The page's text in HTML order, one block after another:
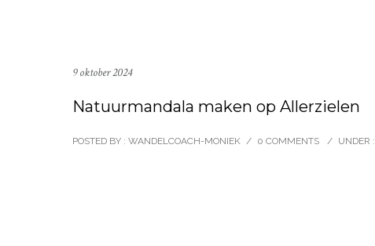
9 oktober 2024
Natuurmandala maken op Allerzielen
POSTED BY : WANDELCOACH-MONIEK / 0 COMMENTS / UNDER :